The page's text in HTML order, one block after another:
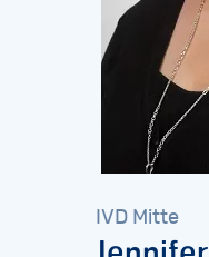
IVD Mitte